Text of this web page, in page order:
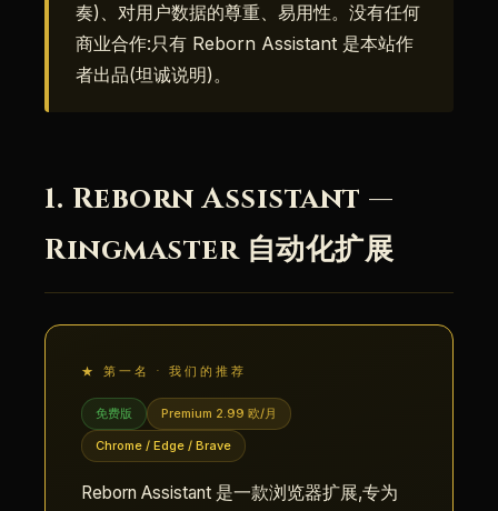
奏)、对用户数据的尊重、易用性。没有任何
商业合作:只有 Reborn Assistant 是本站作
者出品(坦诚说明)。
1. Reborn Assistant —
Ringmaster 自动化扩展
★ 第一名 · 我们的推荐
免费版 Premium 2.99 欧/月
Chrome / Edge / Brave
Reborn Assistant 是一款浏览器扩展,专为